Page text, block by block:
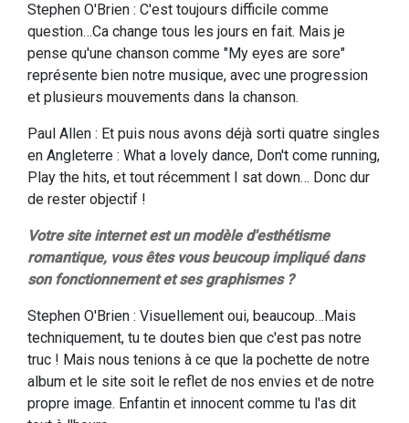
Stephen O'Brien : C'est toujours difficile comme
question…Ca change tous les jours en fait. Mais je
pense qu'une chanson comme "My eyes are sore"
représente bien notre musique, avec une progression
et plusieurs mouvements dans la chanson.
Paul Allen : Et puis nous avons déjà sorti quatre singles
en Angleterre : What a lovely dance, Don't come running,
Play the hits, et tout récemment I sat down… Donc dur
de rester objectif !
Votre site internet est un modèle d'esthétisme
romantique, vous êtes vous beucoup impliqué dans
son fonctionnement et ses graphismes ?
Stephen O'Brien : Visuellement oui, beaucoup…Mais
techniquement, tu te doutes bien que c'est pas notre
truc ! Mais nous tenions à ce que la pochette de notre
album et le site soit le reflet de nos envies et de notre
propre image. Enfantin et innocent comme tu l'as dit